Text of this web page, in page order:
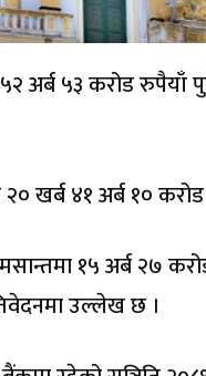
५२ अर्ब ५३ करोड
खर्ब ४१ अर्ब १०
१५ अर्ब २७
उल्लेख छ ।